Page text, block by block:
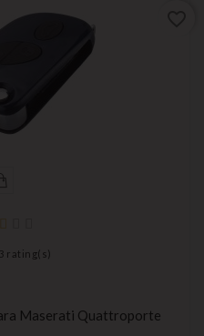
3 rating(s)
Maserati Quattroporte